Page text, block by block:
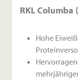
Hohe